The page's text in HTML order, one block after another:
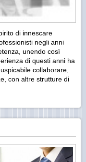
di innescare
negli anni
unendo così
di questi anni ha
collaborare,
con altre strutture di